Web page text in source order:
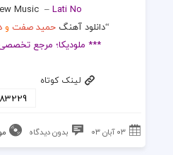
Music –Lati No
“دانلود آهنگ حمید صفت و
*** ملودیکا؛ مرجع
لینک کوتاه
۰۳ آبان ۰۳ بدون دیدگاه